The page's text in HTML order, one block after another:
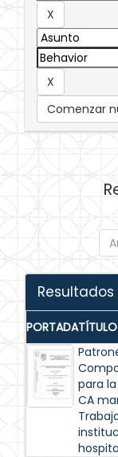
Comenzar
PORTADATÍTULO
para
CA